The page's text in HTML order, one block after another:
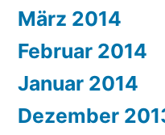
März 2014
Februar 2014
Januar 2014
Dezember